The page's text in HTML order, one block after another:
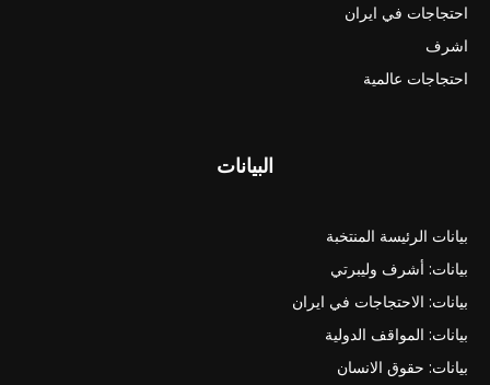
احتجاجات في ايران
اشرف
احتجاجات عالمية
البيانات
بيانات الرئيسة المنتخبة
بيانات: أشرف وليبرتي
بيانات: الاحتجاجات في ايران
بيانات: المواقف الدولية
بيانات: حقوق الانسان